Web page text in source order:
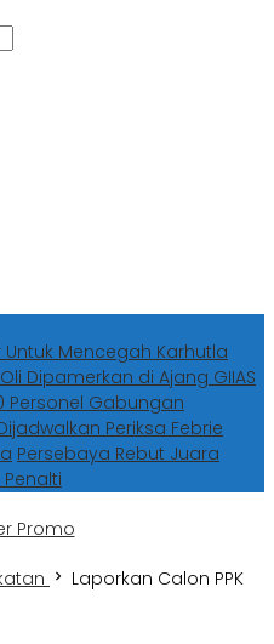
Mencegah Karhutla
Dipamerkan di Ajang GIIAS
Personel Gabungan
Periksa Febrie
Persebaya Rebut Juara
Laporkan Calon PPK